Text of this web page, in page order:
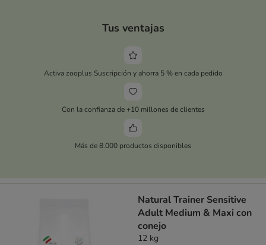
Tus ventajas
Activa zooplus Suscripción y ahorra 5 % en cada pedido
Con la confianza de +10 millones de clientes
Más de 8.000 productos disponibles
Natural Trainer Sensitive
Adult Medium & Maxi con
conejo
12 kg